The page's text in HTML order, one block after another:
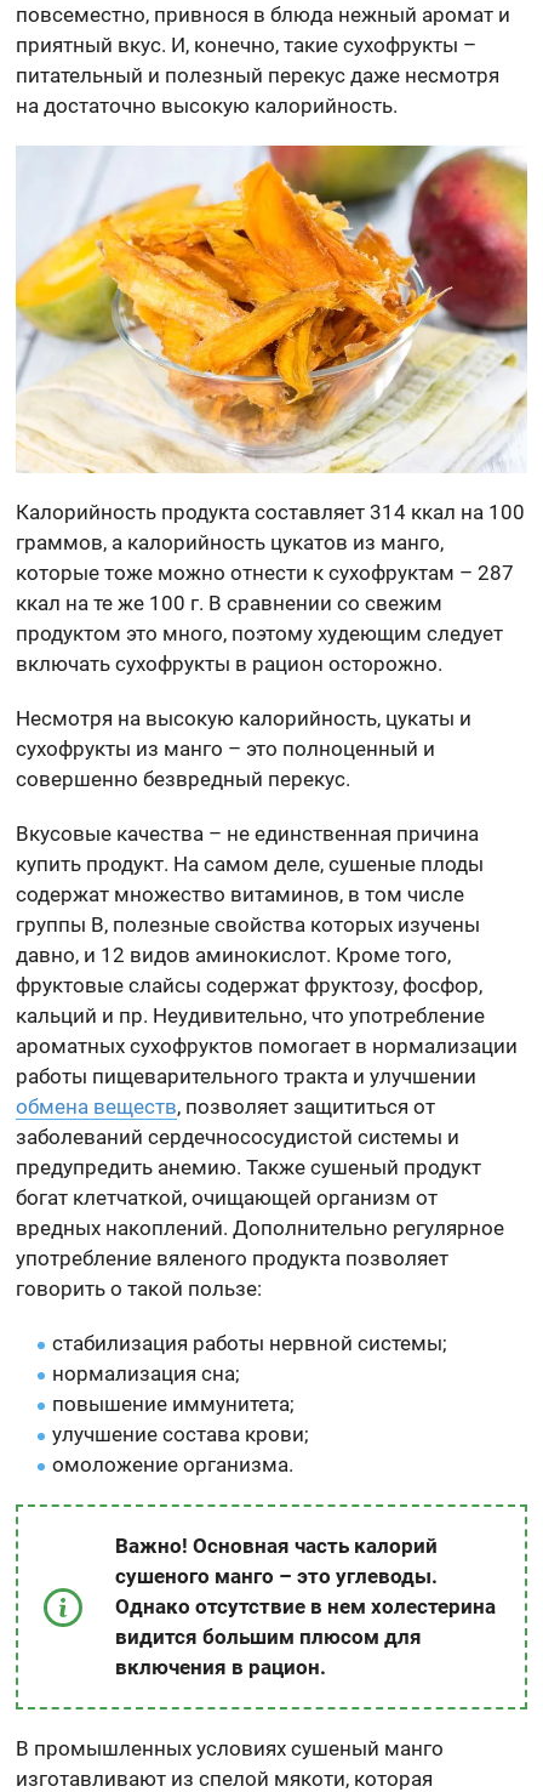
повсеместно, привнося в блюда нежный аромат и
приятный вкус. И, конечно, такие сухофрукты –
питательный и полезный перекус даже несмотря
на достаточно высокую калорийность.
Калорийность продукта составляет 314 ккал на 100
граммов, а калорийность цукатов из манго,
которые тоже можно отнести к сухофруктам – 287
ккал на те же 100 г. В сравнении со свежим
продуктом это много, поэтому худеющим следует
включать сухофрукты в рацион осторожно.
Несмотря на высокую калорийность, цукаты и
сухофрукты из манго – это полноценный и
совершенно безвредный перекус.
Вкусовые качества – не единственная причина
купить продукт. На самом деле, сушеные плоды
содержат множество витаминов, в том числе
группы В, полезные свойства которых изучены
давно, и 12 видов аминокислот. Кроме того,
фруктовые слайсы содержат фруктозу, фосфор,
кальций и пр. Неудивительно, что употребление
ароматных сухофруктов помогает в нормализации
работы пищеварительного тракта и улучшении
обмена веществ, позволяет защититься от
заболеваний сердечнососудистой системы и
предупредить анемию. Также сушеный продукт
богат клетчаткой, очищающей организм от
вредных накоплений. Дополнительно регулярное
употребление вяленого продукта позволяет
говорить о такой пользе:
стабилизация работы нервной системы;
нормализация сна;
повышение иммунитета;
улучшение состава крови;
омоложение организма.
Важно! Основная часть калорий
сушеного манго – это углеводы.
Однако отсутствие в нем холестерина
видится большим плюсом для
включения в рацион.
В промышленных условиях сушеный манго
изготавливают из спелой мякоти, которая